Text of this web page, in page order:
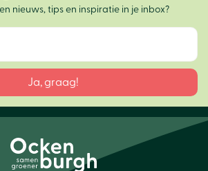
nieuws, tips en inspiratie in je inbox?